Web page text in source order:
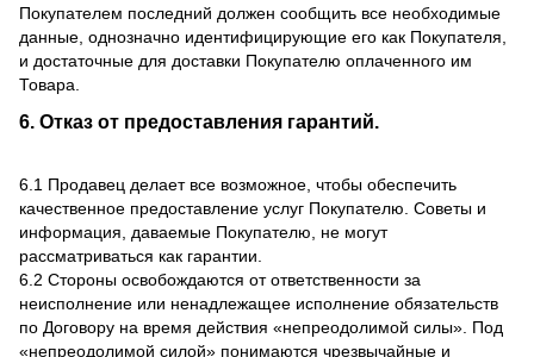
Покупателем последний должен сообщить все необходимые
данные, однозначно идентифицирующие его как Покупателя,
и достаточные для доставки Покупателю оплаченного им
Товара.
6. Отказ от предоставления гарантий.
6.1 Продавец делает все возможное, чтобы обеспечить
качественное предоставление услуг Покупателю. Советы и
информация, даваемые Покупателю, не могут
рассматриваться как гарантии.
6.2 Стороны освобождаются от ответственности за
неисполнение или ненадлежащее исполнение обязательств
по Договору на время действия «непреодолимой силы». Под
«непреодолимой силой» понимаются чрезвычайные и